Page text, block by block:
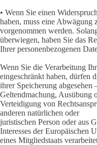
• Wenn Sie einen
haben, muss eine Abwägung
vorgenommen werden.
überwiegen, haben Sie das
Ihrer personenbezogenen
Wenn Sie die Verarbeitung
eingeschränkt haben, dürfen
ihrer Speicherung
Geltendmachung, Ausübung
Verteidigung von
anderen natürlichen oder
juristischen Person oder aus
Interesses der Europäischen
eines Mitgliedstaats